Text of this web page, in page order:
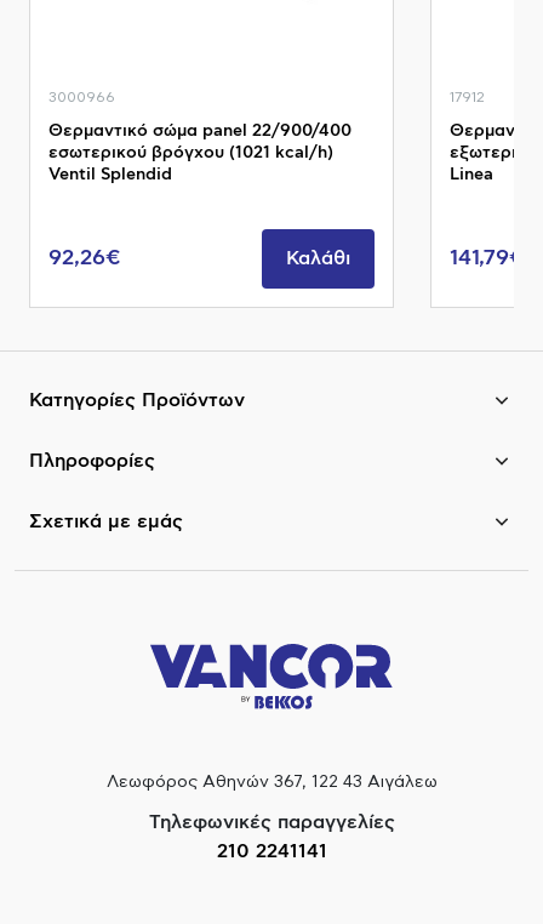
3000966
Θερμαντικό σώμα panel 22/900/400
εσωτερικού βρόγχου (1021 kcal/h)
Ventil Splendid
92,26€ Καλάθι
17912
Linea
141,79€
Κατηγορίες Προϊόντων
Πληροφορίες
Σχετικά με εμάς
Λεωφόρος Αθηνών 367, 122 43 Αιγάλεω
Τηλεφωνικές παραγγελίες
210 2241141